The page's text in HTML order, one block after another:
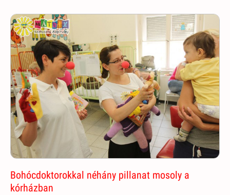
Bohócdoktorokkal néhány pillanat mosoly a
kórházban